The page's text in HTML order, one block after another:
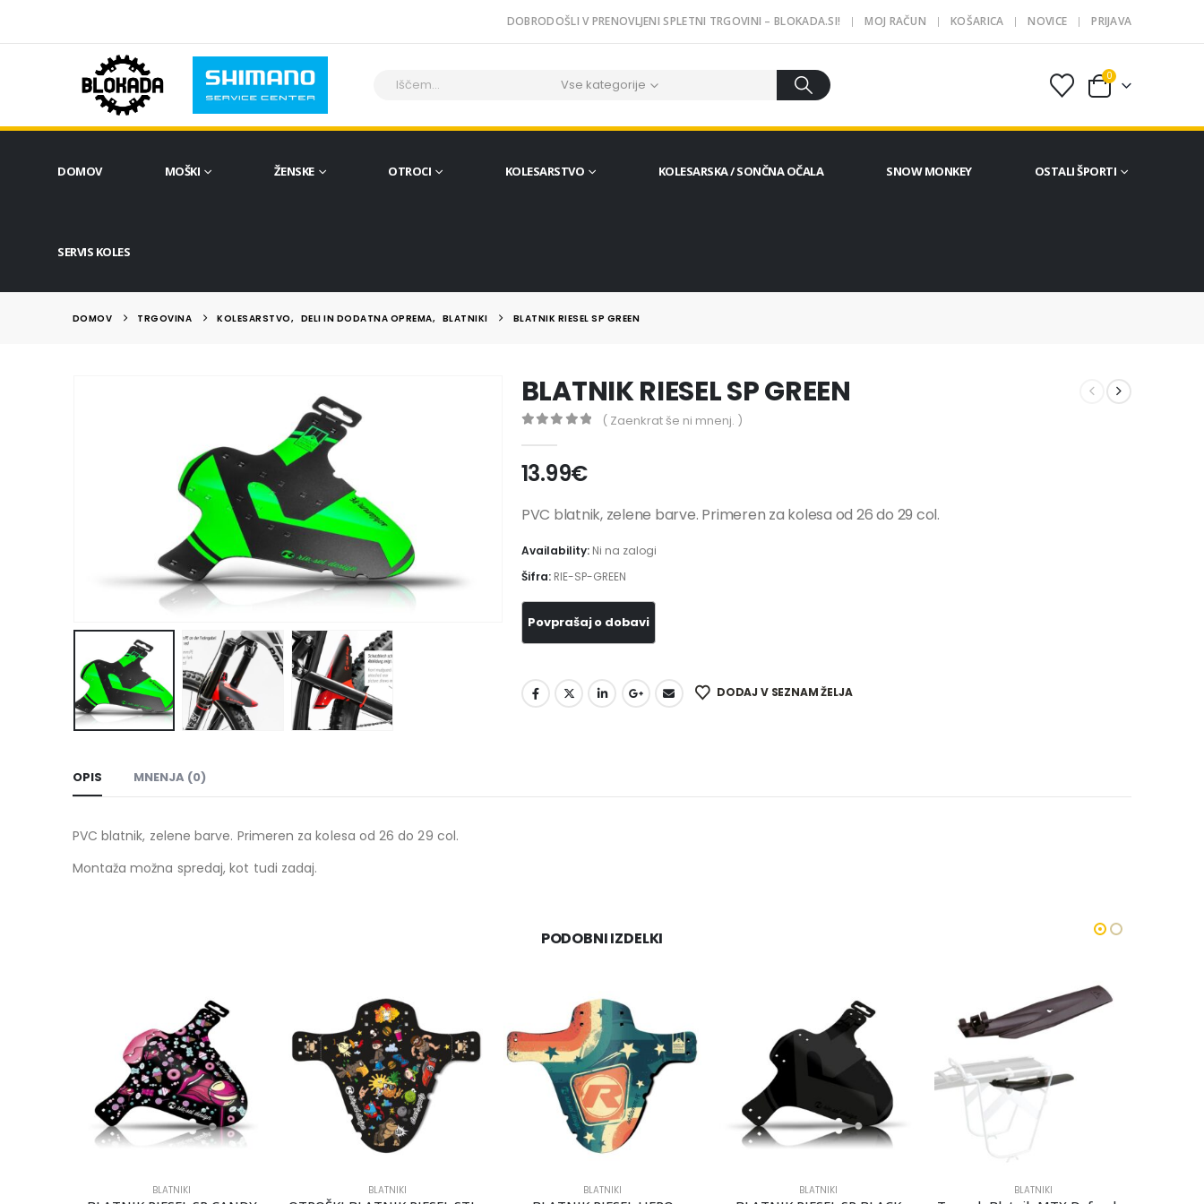
DOBRODOŠLI V PRENOVLJENI SPLETNI TRGOVINI – BLOKADA.SI! MOJ RAČUN KOŠARICA NOVICE PRIJAVA
Vse kategorije
0
DOMOV MOŠKI ŽENSKE OTROCI KOLESARSTVO KOLESARSKA / SONČNA OČALA SNOW MONKEY OSTALI ŠPORTI
SERVIS KOLES
DOMOV TRGOVINA KOLESARSTVO, DELI IN DODATNA OPREMA, BLATNIKI BLATNIK RIESEL SP GREEN
BLATNIK RIESEL SP GREEN
( Zaenkrat še ni mnenj. )
13.99€
PVC blatnik, zelene barve. Primeren za kolesa od 26 do 29 col.
Availability: Ni na zalogi
Šifra: RIE-SP-GREEN
DODAJ V SEZNAM ŽELJA
OPIS MNENJA (0)
PVC blatnik, zelene barve. Primeren za kolesa od 26 do 29 col.
Montaža možna spredaj, kot tudi zadaj.
PODOBNI IZDELKI
BLATNIKI BLATNIKI BLATNIKI BLATNIKI BLATNIKI